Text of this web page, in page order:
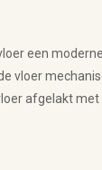
een
vloer
afgelakt met